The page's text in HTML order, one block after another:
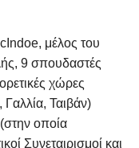
μέλος του
9 σπουδαστές
χώρες
Ταιβάν)
οποία
Συνεταιρισμοί και